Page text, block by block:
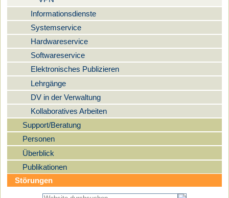
Informationsdienste
Systemservice
Hardwareservice
Softwareservice
Elektronisches Publizieren
Lehrgänge
DV in der Verwaltung
Kollaboratives Arbeiten
Support/Beratung
Personen
Überblick
Publikationen
Störungen